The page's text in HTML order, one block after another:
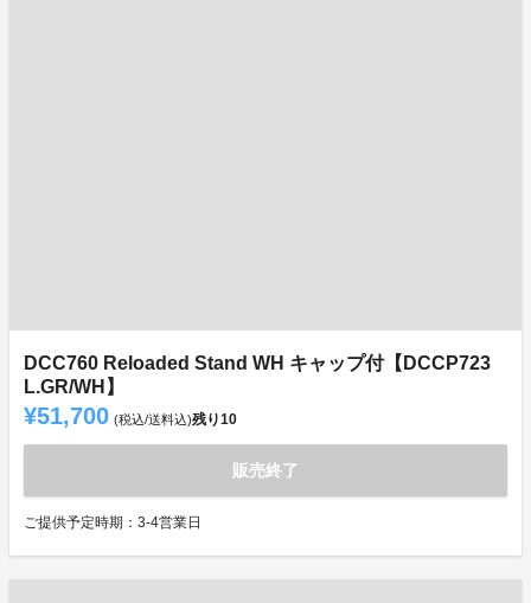
DCC760 Reloaded Stand WH キャップ付【DCCP723
L.GR/WH】
¥51,700 (税込/送料込)残り10
販売終了
ご提供予定時期：3-4営業日